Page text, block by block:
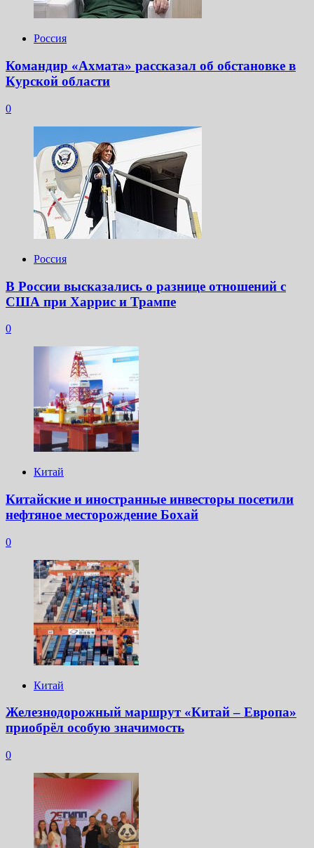
Россия
Командир «Ахмата» рассказал об обстановке в
Курской области
0
Россия
В России высказались о разнице отношений с
США при Харрис и Трампе
0
Китай
Китайские и иностранные инвесторы посетили
нефтяное месторождение Бохай
0
Китай
Железнодорожный маршрут «Китай – Европа»
приобрёл особую значимость
0